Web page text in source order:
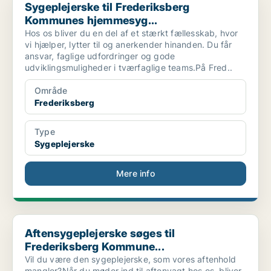
Sygeplejerske til Frederiksberg
Kommunes hjemmesyg...
Hos os bliver du en del af et stærkt fællesskab, hvor
vi hjælper, lytter til og anerkender hinanden. Du får
ansvar, faglige udfordringer og gode
udviklingsmuligheder i tværfaglige teams.På Fred..
Område
Frederiksberg
Type
Sygeplejerske
Mere info
Aftensygeplejerske søges til Frederiksberg Kommune...
Aftensygeplejerske søges til
Frederiksberg Kommune...
Vil du være den sygeplejerske, som vores aftenhold